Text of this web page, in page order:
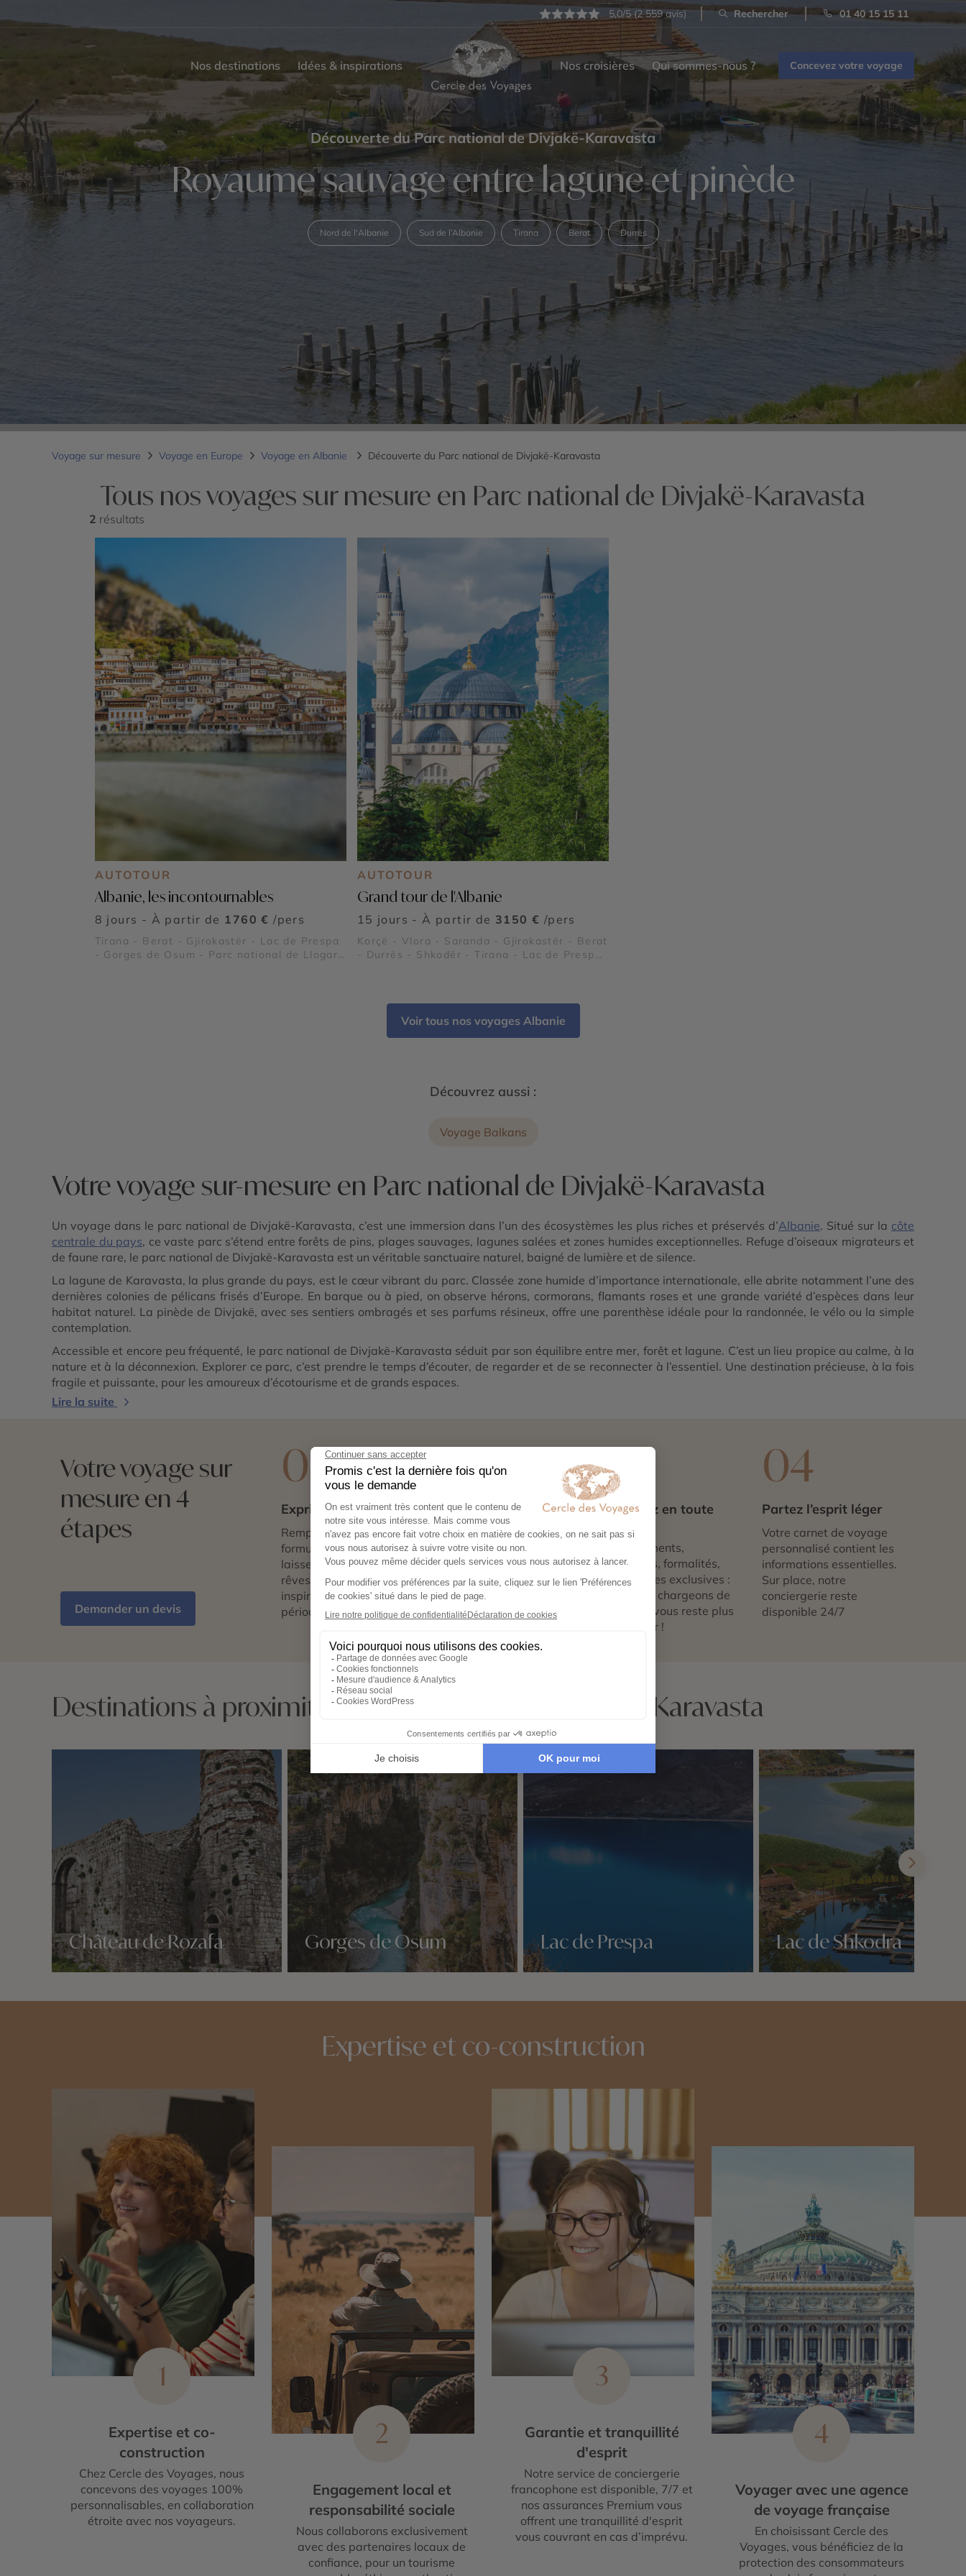
5,0/5 (2 559 avis) Rechercher 01 40 15 15 11
Nos destinations Idées & inspirations Nos croisières Qui sommes-nous ? Concevez votre voyage
Découverte du Parc national de Divjakë-Karavasta
Royaume sauvage entre lagune et pinède
Nord de l'Albanie Sud de l’Albanie Tirana Berat Durrës
Voyage sur mesure Voyage en Europe Voyage en Albanie Découverte du Parc national de Divjakë-Karavasta
Tous nos voyages sur mesure en Parc national de Divjakë-Karavasta
2 résultats
AUTOTOUR
Albanie, les incontournables
8 jours - À partir de 1760 € /pers
Tirana - Berat - Gjirokastër - Lac de Prespa
- Gorges de Osum - Parc national de Llogara
AUTOTOUR
Grand tour de l'Albanie
15 jours - À partir de 3150 € /pers
Korçë - Vlora - Saranda - Gjirokastër - Berat
- Durrës - Shkodër - Tirana - Lac de Prespa
- Parc national de Divjakë-Karavasta -
Apollonia - Château de Rozafa - Parc
national de Theth - Alpes albanaises
Voir tous nos voyages Albanie
Découvrez aussi :
Voyage Balkans
Votre voyage sur-mesure en Parc national de Divjakë-Karavasta
Un voyage dans le parc national de Divjakë-Karavasta, c’est une immersion dans l’un des écosystèmes les plus riches et préservés d’Albanie. Situé sur la côte
centrale du pays, ce vaste parc s’étend entre forêts de pins, plages sauvages, lagunes salées et zones humides exceptionnelles. Refuge d’oiseaux migrateurs et
de faune rare, le parc national de Divjakë-Karavasta est un véritable sanctuaire naturel, baigné de lumière et de silence.
La lagune de Karavasta, la plus grande du pays, est le cœur vibrant du parc. Classée zone humide d’importance internationale, elle abrite notamment l’une des
dernières colonies de pélicans frisés d’Europe. En barque ou à pied, on observe hérons, cormorans, flamants roses et une grande variété d’espèces dans leur
habitat naturel. La pinède de Divjakë, avec ses sentiers ombragés et ses parfums résineux, offre une parenthèse idéale pour la randonnée, le vélo ou la simple
contemplation.
Accessible et encore peu fréquenté, le parc national de Divjakë-Karavasta séduit par son équilibre entre mer, forêt et lagune. C’est un lieu propice au calme, à la
nature et à la déconnexion. Explorer ce parc, c’est prendre le temps d’écouter, de regarder et de se reconnecter à l’essentiel. Une destination précieuse, à la fois
fragile et puissante, pour les amoureux d’écotourisme et de grands espaces.
Lire la suite
Votre voyage sur
mesure en 4
étapes
Demander un devis
01
Exprimez vos envies
Remplissez notre
formulaire en ligne et
laissez libre cours à vos
rêves de voyage :
inspirations, budget,
période idéale…
02
Co-construisez votre
itinéraire
Échangez avec un
conseiller-expert pour
créer un voyage à votre
image, adapté à vos
envies et à votre rythme.
03
Réservez en toute
Hébergements,
transports, formalités,
expériences exclusives :
nous nous chargeons de
tout. Il ne vous reste plus
qu’à partir !
04
Partez l’esprit léger
Votre carnet de voyage
personnalisé contient les
informations essentielles.
Sur place, notre
conciergerie reste
disponible 24/7
Destinations à proximité de Parc national de Divjakë-Karavasta
Château de Rozafa Gorges de Osum Lac de Prespa Lac de Shkodra
Expertise et co-construction
1
Expertise et co-
construction
Chez Cercle des Voyages, nous
concevons des voyages 100%
personnalisables, en collaboration
étroite avec nos voyageurs.
2
Engagement local et
responsabilité sociale
Nous collaborons exclusivement
avec des partenaires locaux de
confiance, pour un tourisme
3
Garantie et tranquillité
d'esprit
Notre service de conciergerie
francophone est disponible, 7/7 et
nos assurances Premium vous
offrent une tranquillité d'esprit
vous couvrant en cas d’imprévu.
4
Voyager avec une agence
de voyage française
En choisissant Cercle des
Voyages, vous bénéficiez de la
protection des consommateurs